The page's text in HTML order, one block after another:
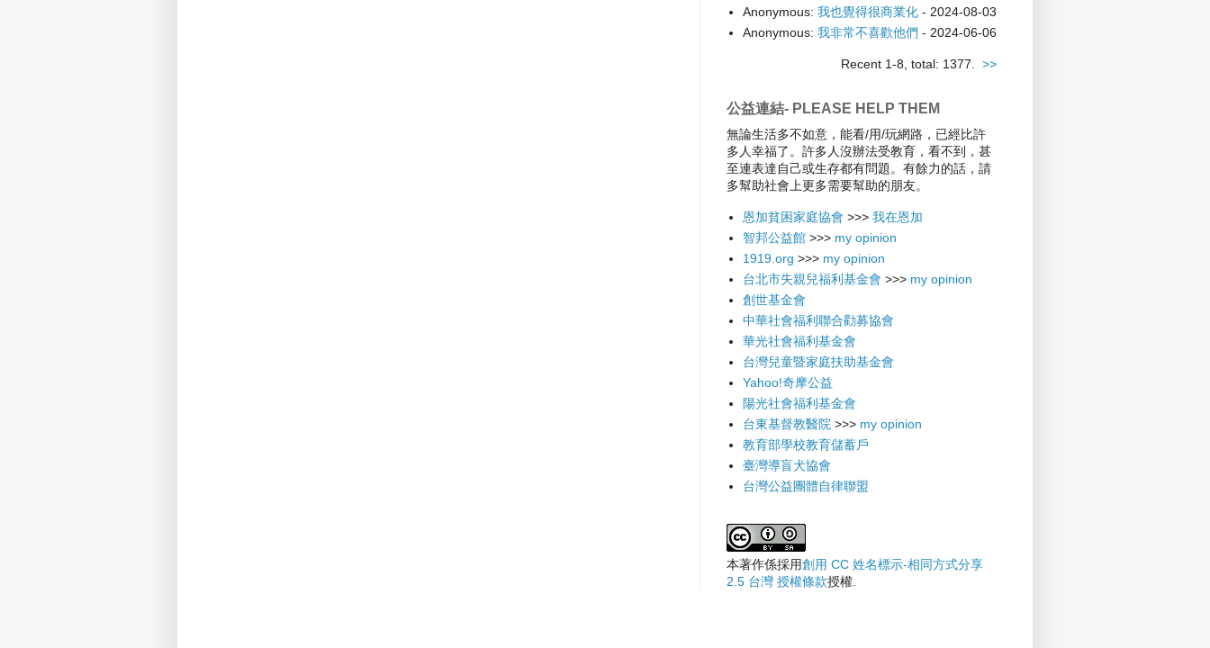
Anonymous: 我也覺得很商業化- 2024-08-03
Anonymous: 我非常不喜歡他們 - 2024-06-06
Recent 1-8, total: 1377. >>
公益連結- PLEASE HELP THEM
無論生活多不如意，能看/用/玩網路，已經比許
多人幸福了。許多人沒辦法受教育，看不到，甚
至連表達自己或生存都有問題。有餘力的話，請
多幫助社會上更多需要幫助的朋友。
恩加貧困家庭協會 >>> 我在恩加
智邦公益館>>> my opinion
1919.org >>> my opinion
台北市失親兒福利基金會 >>> my opinion
創世基金會
中華社會福利聯合勸募協會
華光社會福利基金會
台灣兒童暨家庭扶助基金會
Yahoo!奇摩公益
陽光社會福利基金會
台東基督教醫院>>> my opinion
教育部學校教育儲蓄戶
臺灣導盲犬協會
台灣公益團體自律聯盟
本著作係採用創用 CC 姓名標示-相同方式分享
2.5 台灣 授權條款授權.